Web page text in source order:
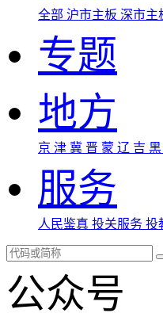
全部 沪市主板 深市主
专题
地方
京 津 冀 晋 蒙 辽 吉 黑
服务
人民鉴真 投关服务 投
公众号